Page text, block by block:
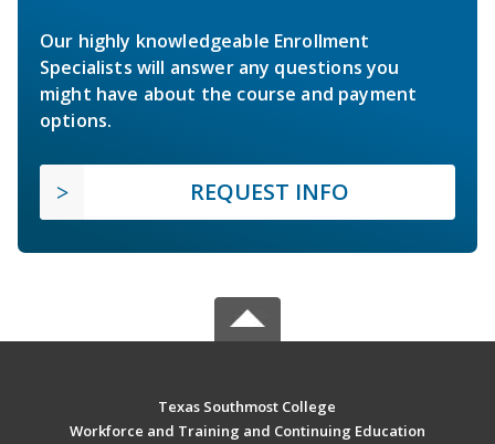
Our highly knowledgeable Enrollment
Specialists will answer any questions you
might have about the course and payment
options.
REQUEST INFO
Texas Southmost College
Workforce and Training and Continuing Education